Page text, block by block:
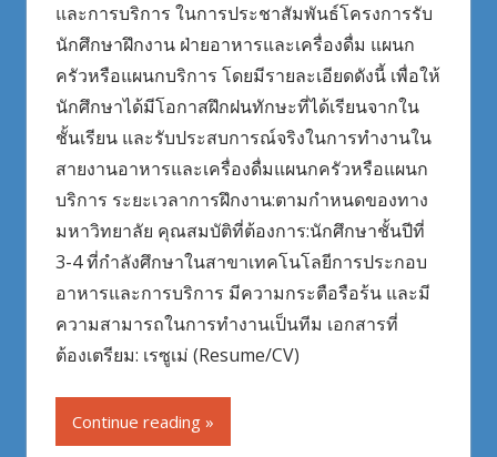
และการบริการ ในการประชาสัมพันธ์โครงการรับ
นักศึกษาฝึกงาน ฝ่ายอาหารและเครื่องดื่ม แผนก
ครัวหรือแผนกบริการ โดยมีรายละเอียดดังนี้ เพื่อให้
นักศึกษาได้มีโอกาสฝึกฝนทักษะที่ได้เรียนจากใน
ชั้นเรียน และรับประสบการณ์จริงในการทำงานใน
สายงานอาหารและเครื่องดื่มแผนกครัวหรือแผนก
บริการ ระยะเวลาการฝึกงาน:ตามกำหนดของทาง
มหาวิทยาลัย คุณสมบัติที่ต้องการ:นักศึกษาชั้นปีที่
3-4 ที่กำลังศึกษาในสาขาเทคโนโลยีการประกอบ
อาหารและการบริการ มีความกระตือรือร้น และมี
ความสามารถในการทำงานเป็นทีม เอกสารที่
ต้องเตรียม: เรซูเม่ (Resume/CV)
Continue reading